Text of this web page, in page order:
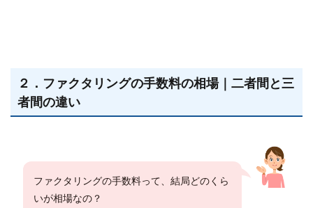
２．ファクタリングの手数料の相場｜二者間と三
者間の違い
ファクタリングの手数料って、結局どのくら
いが相場なの？